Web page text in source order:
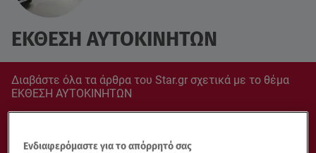
ΕΚΘΕΣΗ ΑΥΤΟΚΙΝΗΤΩΝ
Διαβάστε όλα τα άρθρα του Star.gr σχετικά με το θέμα
ΕΚΘΕΣΗ ΑΥΤΟΚΙΝΗΤΩΝ
Ενδιαφερόμαστε για το απόρρητό σας